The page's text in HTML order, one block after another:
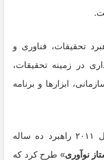
اتریش در سال ۲۰۱۱ راهبرد تحقیقات، فناوری و
در زمینه تحقیقات،
ابزارها و برنامه
به علاوه، شورای وزرای اتریش در سال ۲۰۱۱ راهبرد ده ساله
نوآوری» طرح کرد که